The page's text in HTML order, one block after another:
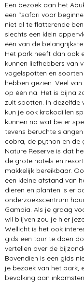
Een bezoek aan het
een “safari voor
niet al te flatterende
slechts een klein
één van de
Het park heeft dan ook
kunnen liefhebbers van
vogelspotten en
hebben gezien. Veel
op één na. Het is bijna
zult spotten. In dezelfde
kun je ook krokodillen
kunnen na wat beter
tevens beruchte
cobra, de python en de
Nature Reserve is dat
de grote hotels en
makkelijk bereikbaar.
een kleine afstand van
dieren en planten is er
onderzoekscentrum
Gambia. Als je graag
wil blijven zou je hier
Wellicht is het ook
gids een tour te doen
vertellen over de
Bovendien is een gids
je bezoek van het park,
bevolking aan